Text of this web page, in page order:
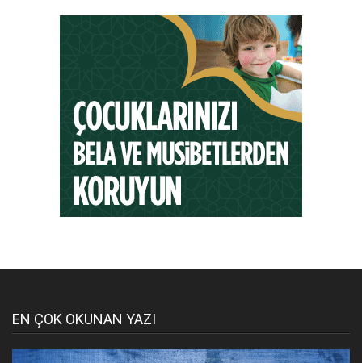
EN ÇOK OKUNAN YAZI